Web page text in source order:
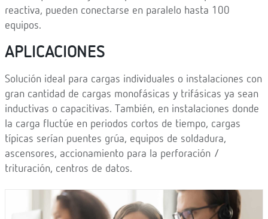
reactiva, pueden conectarse en paralelo hasta 100
equipos.
APLICACIONES
Solución ideal para cargas individuales o instalaciones con
gran cantidad de cargas monofásicas y trifásicas ya sean
inductivas o capacitivas. También, en instalaciones donde
la carga fluctúe en periodos cortos de tiempo, cargas
típicas serían puentes grúa, equipos de soldadura,
ascensores, accionamiento para la perforación /
trituración, centros de datos.